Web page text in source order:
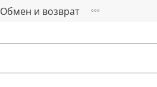
Обмен и возврат